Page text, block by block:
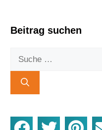
Beitrag suchen